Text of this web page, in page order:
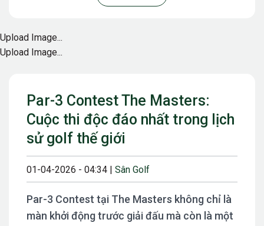
Par-3 Contest The Masters:
Cuộc thi độc đáo nhất trong lịch
sử golf thế giới
01-04-2026 - 04:34 | Sân Golf
Par-3 Contest tại The Masters không chỉ là
màn khởi động trước giải đấu mà còn là một
Upload Image...
Upload Image...